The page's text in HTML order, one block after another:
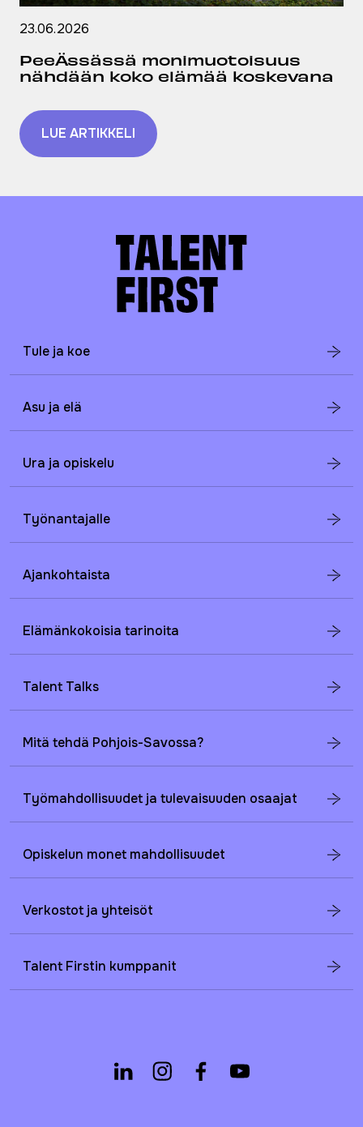
23.06.2026
PeeÄssässä monimuotoisuus
nähdään koko elämää koskevana
LUE ARTIKKELI
Tule ja koe
Asu ja elä
Ura ja opiskelu
Työnantajalle
Ajankohtaista
Elämänkokoisia tarinoita
Talent Talks
Mitä tehdä Pohjois-Savossa?
Työmahdollisuudet ja tulevaisuuden osaajat
Opiskelun monet mahdollisuudet
Verkostot ja yhteisöt
Talent Firstin kumppanit